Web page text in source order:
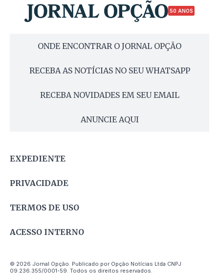
50 ANOS
ONDE ENCONTRAR O JORNAL OPÇÃO
RECEBA AS NOTÍCIAS NO SEU WHATSAPP
RECEBA NOVIDADES EM SEU EMAIL
ANUNCIE AQUI
EXPEDIENTE
PRIVACIDADE
TERMOS DE USO
ACESSO INTERNO
© 2026 Jornal Opção. Publicado por Opção Notícias Ltda CNPJ
09.236.355/0001-59. Todos os direitos reservados.